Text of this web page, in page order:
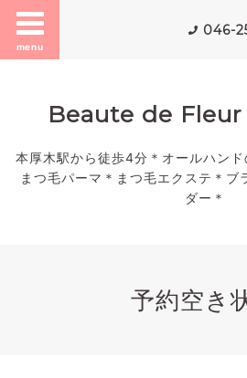
menu
046-
Beaute de Fleur
本厚木駅から徒歩4分＊オールハンド
まつ毛パーマ＊まつ毛エクステ＊ブ
ダー＊
予約空き